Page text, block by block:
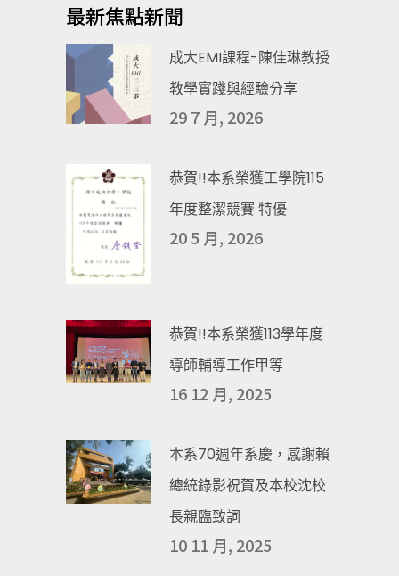
最新焦點新聞
成大EMI課程-陳佳琳教授
教學實踐與經驗分享
29 7 月, 2026
恭賀!!本系榮獲工學院115
年度整潔競賽 特優
20 5 月, 2026
恭賀!!本系榮獲113學年度
導師輔導工作甲等
16 12 月, 2025
本系70週年系慶，感謝賴
總統錄影祝賀及本校沈校
長親臨致詞
10 11 月, 2025